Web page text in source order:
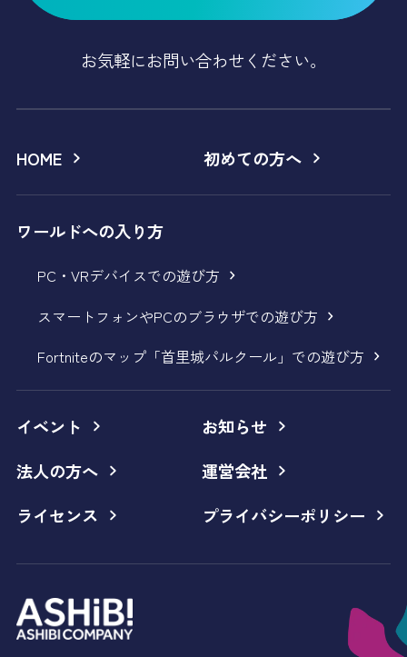
お気軽にお問い合わせください。
HOME 初めての方へ
ワールドへの入り方
PC・VRデバイスでの遊び方
スマートフォンやPCのブラウザでの遊び方
Fortniteのマップ「首里城パルクール」での遊び方
イベント
お知らせ
法人の方へ
運営会社
ライセンス
プライバシーポリシー